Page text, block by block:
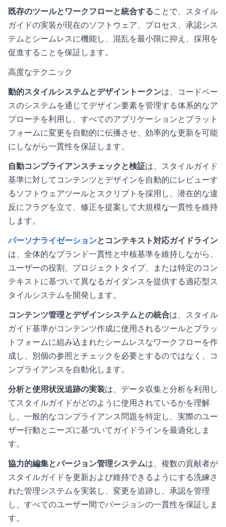
既存のツールとワークフローと統合することで、スタイル
ガイドの実装が現在のソフトウェア、プロセス、承認シス
テムとシームレスに機能し、混乱を最小限に抑え、採用を
促進することを保証します。
高度なテクニック
動的スタイルシステムとデザイントークンは、コードベー
スのシステムを通じてデザイン要素を管理する体系的なア
プローチを利用し、すべてのアプリケーションとプラット
フォームに変更を自動的に伝播させ、効率的な更新を可能
にしながら一貫性を保証します。
自動コンプライアンスチェックと検証は、スタイルガイド
基準に対してコンテンツとデザインを自動的にレビューす
るソフトウェアツールとスクリプトを採用し、潜在的な違
反にフラグを立て、修正を提案して大規模な一貫性を維持
します。
パーソナライゼーションとコンテキスト対応ガイドライン
は、全体的なブランド一貫性と中核基準を維持しながら、
ユーザーの役割、プロジェクトタイプ、または特定のコン
テキストに基づいて異なるガイダンスを提供する適応型ス
タイルシステムを開発します。
コンテンツ管理とデザインシステムとの統合は、スタイル
ガイド基準がコンテンツ作成に使用されるツールとプラッ
トフォームに組み込まれたシームレスなワークフローを作
成し、別個の参照とチェックを必要とするのではなく、コ
ンプライアンスを自動化します。
分析と使用状況追跡の実装は、データ収集と分析を利用し
てスタイルガイドがどのように使用されているかを理解
し、一般的なコンプライアンス問題を特定し、実際のユー
ザー行動とニーズに基づいてガイドラインを最適化しま
す。
協力的編集とバージョン管理システムは、複数の貢献者が
スタイルガイドを更新および維持できるようにする洗練さ
れた管理システムを実装し、変更を追跡し、承認を管理
し、すべてのユーザー間でバージョンの一貫性を保証しま
す。